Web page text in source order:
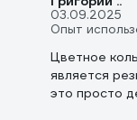
03.09.2025
Опыт
Цветное
является
это просто